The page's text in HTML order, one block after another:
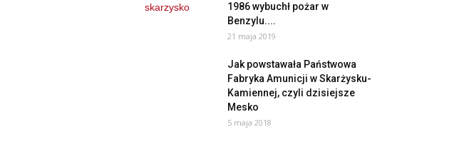
1986 wybuchł pożar w
Benzylu....
21 maja 2019
Jak powstawała Państwowa
Fabryka Amunicji w Skarżysku-
Kamiennej, czyli dzisiejsze
Mesko
5 maja 2018